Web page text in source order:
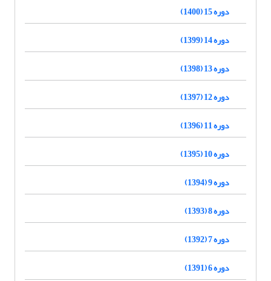
دوره 15 (1400)
دوره 14 (1399)
دوره 13 (1398)
دوره 12 (1397)
دوره 11 (1396)
دوره 10 (1395)
دوره 9 (1394)
دوره 8 (1393)
دوره 7 (1392)
دوره 6 (1391)